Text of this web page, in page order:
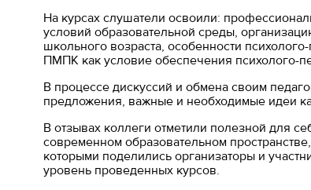
На курсах слушатели освоили:
условий образовательной среды,
школьного возраста, особенности
ПМПК как условие обеспечения психолого-
В процессе дискуссий и обмена своим
предложения, важные и необходимые идеи
В отзывах коллеги отметили полезной для
современном образовательном
которыми поделились организаторы и
уровень проведенных курсов.